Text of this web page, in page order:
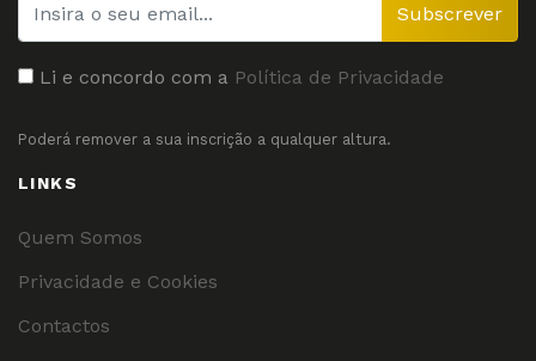
Subscrever
Li e concordo com a Política de Privacidade
Poderá remover a sua inscrição a qualquer altura.
LINKS
Quem Somos
Privacidade e Cookies
Contactos